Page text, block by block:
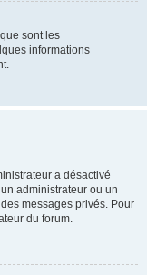
sont les
informations
a désactivé
administrateur ou un
messages privés. Pour
du forum.